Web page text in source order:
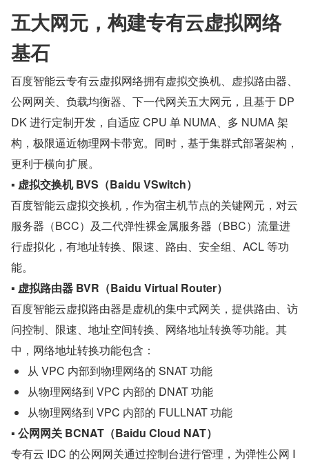
五大网元，构建专有云虚拟网络
基石
百度智能云专有云虚拟网络拥有虚拟交换机、虚拟路由器、
公网网关、负载均衡器、下一代网关五大网元，且基于 DP
DK 进行定制开发，自适应 CPU 单 NUMA、多 NUMA 架
构，极限逼近物理网卡带宽。同时，基于集群式部署架构，
更利于横向扩展。
▪ 虚拟交换机 BVS（Baidu VSwitch）
百度智能云虚拟交换机，作为宿主机节点的关键网元，对云
服务器（BCC）及二代弹性裸金属服务器（BBC）流量进
行虚拟化，有地址转换、限速、路由、安全组、ACL 等功
能。
▪ 虚拟路由器 BVR（Baidu Virtual Router）
百度智能云虚拟路由器是虚机的集中式网关，提供路由、访
问控制、限速、地址空间转换、网络地址转换等功能。其
中，网络地址转换功能包含：
从 VPC 内部到物理网络的 SNAT 功能
从物理网络到 VPC 内部的 DNAT 功能
从物理网络到 VPC 内部的 FULLNAT 功能
▪ 公网网关 BCNAT（Baidu Cloud NAT）
专有云 IDC 的公网网关通过控制台进行管理，为弹性公网 I